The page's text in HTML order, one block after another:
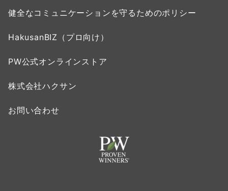
健全なコミュニケーションを守るためのポリシー
HakusanBIZ（プロ向け）
PW公式オンラインストア
株式会社ハクサン
お問い合わせ